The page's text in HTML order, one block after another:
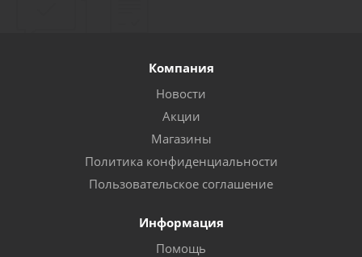
Компания
Новости
Акции
Магазины
Политика конфиденциальности
Пользовательское соглашение
Информация
Помощь